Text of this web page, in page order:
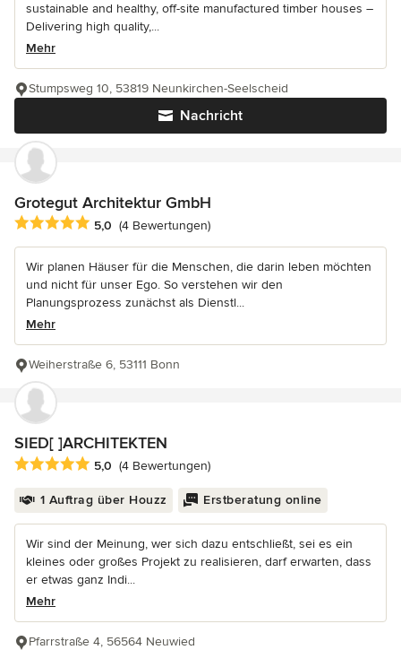
sustainable and healthy, off-site manufactured timber houses –
Delivering high quality,...
Mehr
Nachricht
Stumpsweg 10, 53819 Neunkirchen-Seelscheid
Grotegut Architektur GmbH
Durchschnittliche Bewertung: 5 von 5 Sternen
5,0 (4 Bewertungen)
Wir planen Häuser für die Menschen, die darin leben möchten
und nicht für unser Ego. So verstehen wir den
Planungsprozess zunächst als Dienstl...
Mehr
Weiherstraße 6, 53111 Bonn
SIED[ ]ARCHITEKTEN
Durchschnittliche Bewertung: 5 von 5 Sternen
5,0 (4 Bewertungen)
1 Auftrag über Houzz Erstberatung online
Wir sind der Meinung, wer sich dazu entschließt, sei es ein
kleines oder großes Projekt zu realisieren, darf erwarten, dass
er etwas ganz Indi...
Mehr
Pfarrstraße 4, 56564 Neuwied